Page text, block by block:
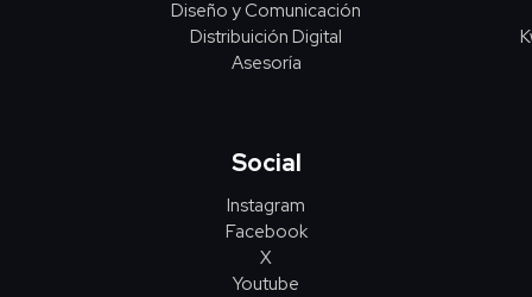
Diseño y Comunicación
Distribuición Digital
Asesoría
Social
Instagram
Facebook
X
Youtube